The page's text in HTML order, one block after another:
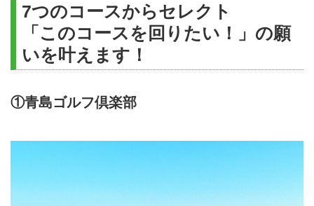
7つのコースからセレクト
「このコースを回りたい！」の願
いを叶えます！
①青島ゴルフ倶楽部